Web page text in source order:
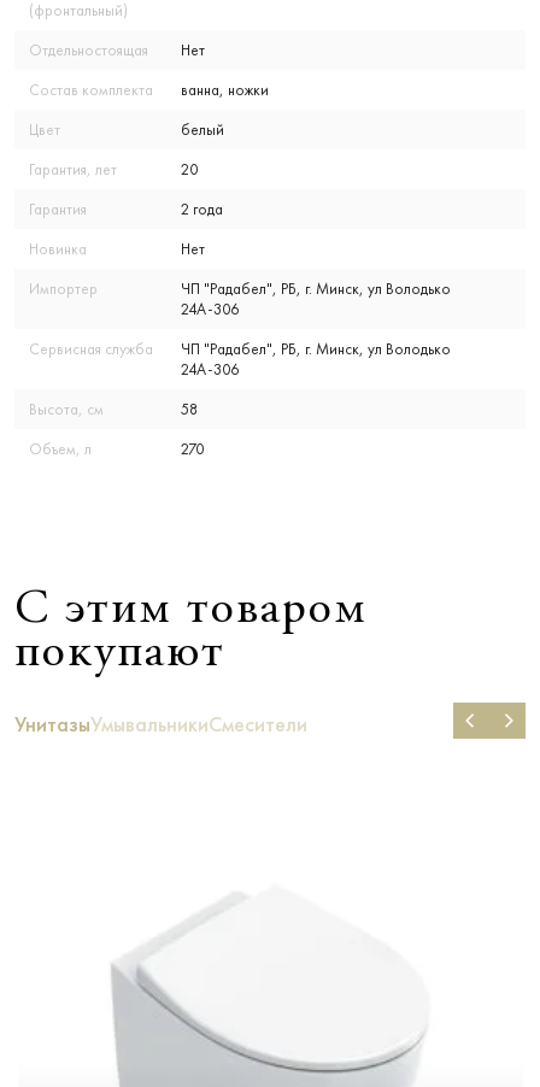
(фронтальный)
Отдельностоящая Нет
Состав комплекта ванна, ножки
Цвет белый
Гарантия, лет 20
Гарантия 2 года
Новинка Нет
Импортер
ЧП "Радабел", РБ, г. Минск, ул Володько
24А-306
Сервисная служба
ЧП "Радабел", РБ, г. Минск, ул Володько
24А-306
Высота, см 58
Объем, л 270
С этим товаром
покупают
УнитазыУмывальникиСмесители